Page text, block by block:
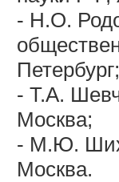
- Н.О.
Петербург;
- Т.А.
Москва;
- М.Ю.
Москва.